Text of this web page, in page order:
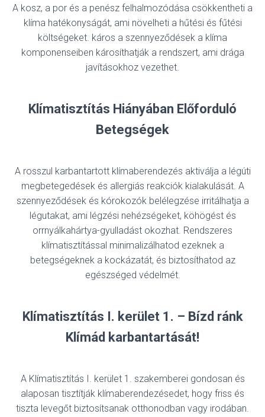
A kosz, a por és a penész felhalmozódása csökkentheti a
klíma hatékonyságát, ami növelheti a hűtési és fűtési
költségeket. káros a szennyeződések a klíma
komponenseiben károsíthatják a rendszert, ami drága
javításokhoz vezethet.
Klímatisztítás Hiányában Előforduló
Betegségek
A rosszul karbantartott klímaberendezés aktiválja a légúti
megbetegedések és allergiás reakciók kialakulását. A
szennyeződések és kórokozók belélegzése irritálhatja a
légutakat, ami légzési nehézségeket, köhögést és
orrnyálkahártya-gyulladást okozhat. Rendszeres
klímatisztítással minimalizálhatod ezeknek a
betegségeknek a kockázatát, és biztosíthatod az
egészséged védelmét.
Klímatisztítás I. kerület 1. – Bízd ránk
Klímád karbantartását!
A Klímatisztítás I. kerület 1. szakemberei gondosan és
alaposan tisztítják klímaberendezésedet, hogy friss és
tiszta levegőt biztosítsanak otthonodban vagy irodában.